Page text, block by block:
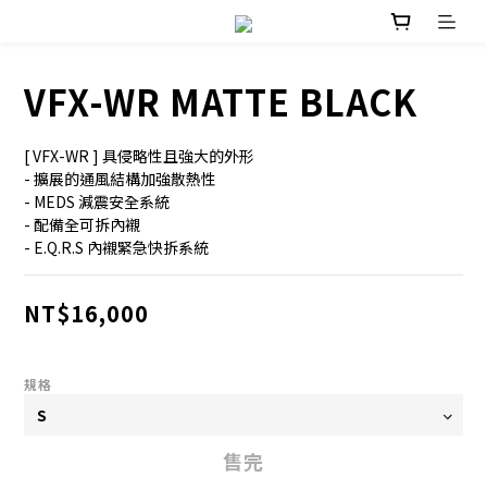
VFX-WR MATTE BLACK
[ VFX-WR ] 具侵略性且強大的外形
- 擴展的通風結構加強散熱性
- MEDS 減震安全系統
- 配備全可拆內襯
- E.Q.R.S 內襯緊急快拆系統
NT$16,000
規格
售完